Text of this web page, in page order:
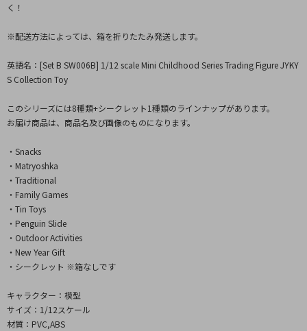
く！
※配送方法によっては、箱を折りたたみ発送します。
英語名：[Set B SW006B] 1/12 scale Mini Childhood Series Trading Figure JYKY
S Collection Toy
このシリーズには8種類+シークレット1種類のラインナップがあります。
お届け商品は、商品名及び画像のものになります。
・Snacks
・Matryoshka
・Traditional
・Family Games
・Tin Toys
・Penguin Slide
・Outdoor Activities
・New Year Gift
・シークレット ※箱なしです
キャラクター：模型
サイズ：1/12スケール
材質：PVC,ABS